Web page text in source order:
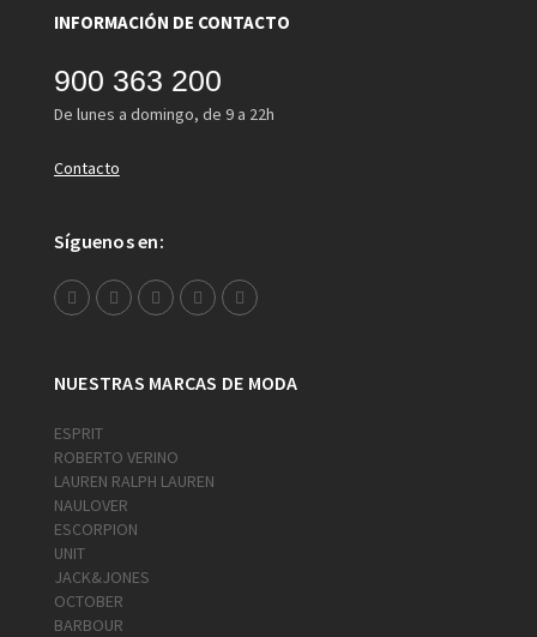
INFORMACIÓN DE CONTACTO
900 363 200
De lunes a domingo, de 9 a 22h
Contacto
Síguenos en:
NUESTRAS MARCAS DE MODA
ESPRIT
ROBERTO VERINO
LAUREN RALPH LAUREN
NAULOVER
ESCORPION
UNIT
JACK&JONES
OCTOBER
BARBOUR